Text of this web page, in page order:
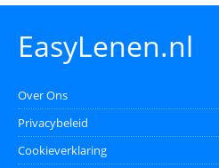
EasyLenen.nl
Over Ons
Privacybeleid
Cookieverklaring